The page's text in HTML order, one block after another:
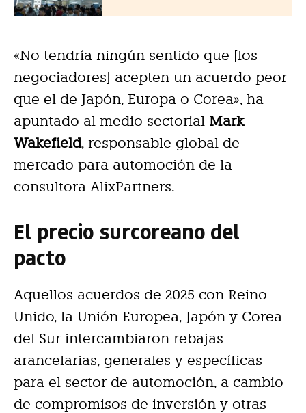
«No tendría ningún sentido que [los
negociadores] acepten un acuerdo peor
que el de Japón, Europa o Corea», ha
apuntado al medio sectorial Mark
Wakefield, responsable global de
mercado para automoción de la
consultora AlixPartners.
El precio surcoreano del
pacto
Aquellos acuerdos de 2025 con Reino
Unido, la Unión Europea, Japón y Corea
del Sur intercambiaron rebajas
arancelarias, generales y específicas
para el sector de automoción, a cambio
de compromisos de inversión y otras